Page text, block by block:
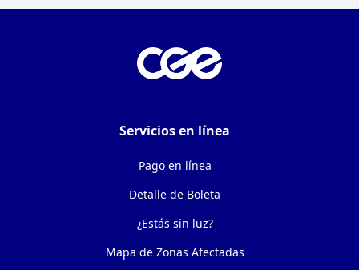
Servicios en línea
Pago en línea
Detalle de Boleta
¿Estás sin luz?
Mapa de Zonas Afectadas